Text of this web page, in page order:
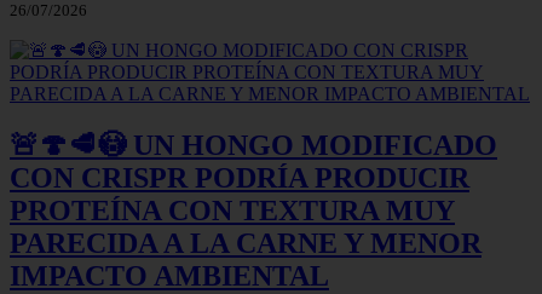
26/07/2026
🚨🍄🥩😳 UN HONGO MODIFICADO
CON CRISPR PODRÍA PRODUCIR
PROTEÍNA CON TEXTURA MUY
PARECIDA A LA CARNE Y MENOR
IMPACTO AMBIENTAL